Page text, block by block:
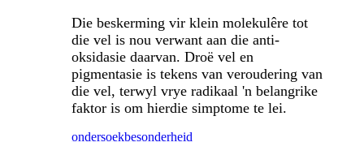
Die beskerming vir klein molekulêre tot
die vel is nou verwant aan die anti-
oksidasie daarvan. Droë vel en
pigmentasie is tekens van veroudering van
die vel, terwyl vrye radikaal 'n belangrike
faktor is om hierdie simptome te lei.
ondersoekbesonderheid